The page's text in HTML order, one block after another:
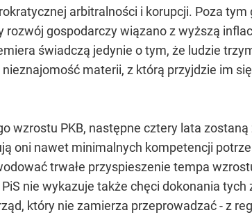
arbitralności i korupcji. Poza
gospodarczy wiązano z wyższą
świadczą jedynie o tym, że ludzie
materii, z którą przyjdzie im
wzrostu PKB, następne cztery lata
oni nawet minimalnych kompetencji
trwałe przyspieszenie tempa
nie wykazuje także chęci dokonania tych
który nie zamierza przeprowadzać - z